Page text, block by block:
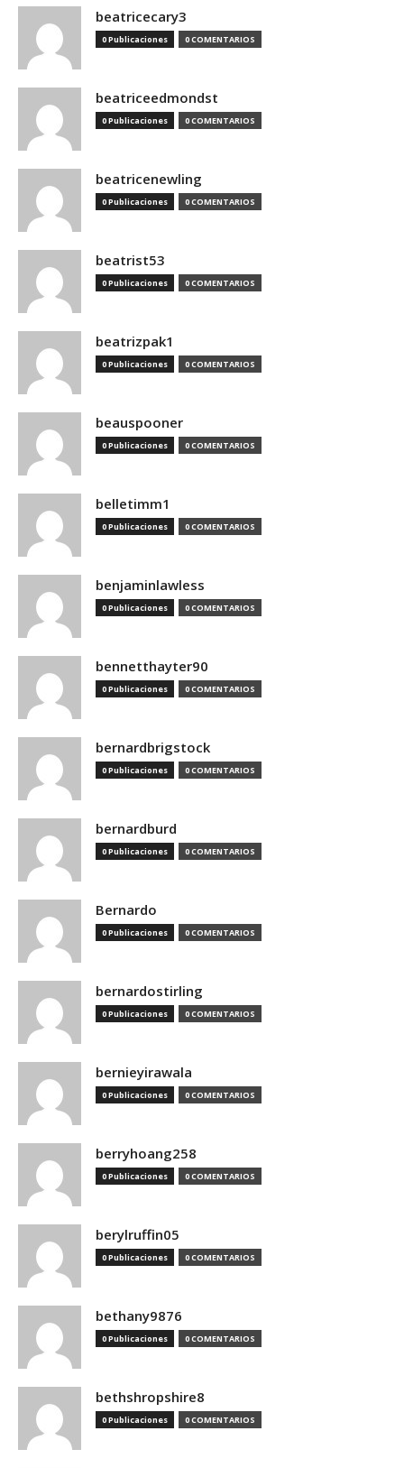
beatricecary3
0 Publicaciones 0 COMENTARIOS
beatriceedmondst
0 Publicaciones 0 COMENTARIOS
beatricenewling
0 Publicaciones 0 COMENTARIOS
beatrist53
0 Publicaciones 0 COMENTARIOS
beatrizpak1
0 Publicaciones 0 COMENTARIOS
beauspooner
0 Publicaciones 0 COMENTARIOS
belletimm1
0 Publicaciones 0 COMENTARIOS
benjaminlawless
0 Publicaciones 0 COMENTARIOS
bennetthayter90
0 Publicaciones 0 COMENTARIOS
bernardbrigstock
0 Publicaciones 0 COMENTARIOS
bernardburd
0 Publicaciones 0 COMENTARIOS
Bernardo
0 Publicaciones 0 COMENTARIOS
bernardostirling
0 Publicaciones 0 COMENTARIOS
bernieyirawala
0 Publicaciones 0 COMENTARIOS
berryhoang258
0 Publicaciones 0 COMENTARIOS
berylruffin05
0 Publicaciones 0 COMENTARIOS
bethany9876
0 Publicaciones 0 COMENTARIOS
bethshropshire8
0 Publicaciones 0 COMENTARIOS